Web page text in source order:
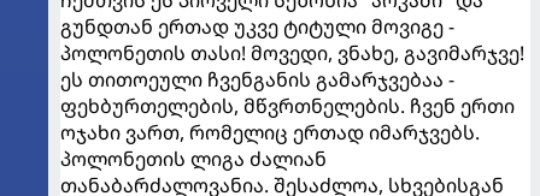
გუნდთან ერთად უკვე ტიტული მოვიგე -
პოლონეთის თასი! მოვედი, ვნახე, გავიმარჯვე!
ეს თითოეული ჩვენგანის გამარჯვებაა -
ფეხბურთელების, მწვრთნელების. ჩვენ ერთი
ოჯახი ვართ, რომელიც ერთად იმარჯვებს.
პოლონეთის ლიგა ძალიან
თანაბარძალოვანია. შესაძლოა, სხვებისგან